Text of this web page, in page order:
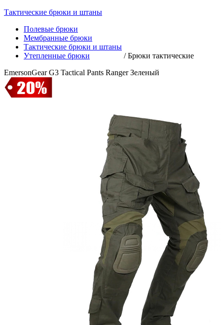
Тактические брюки и штаны
Полевые брюки
Мембранные брюки
Тактические брюки и штаны
Утепленные брюки
/Брюки тактические
EmersonGear G3 Tactical Pants Ranger Зеленый